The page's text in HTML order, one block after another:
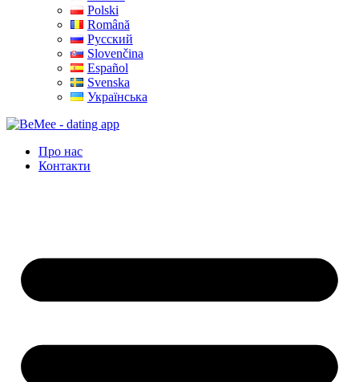
Polski
Română
Русский
Slovenčina
Español
Svenska
Українська
Про нас
Контакти